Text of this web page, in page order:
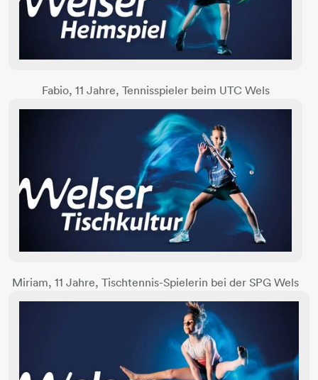
Fabio, 11 Jahre, Tennisspieler beim UTC Wels
Miriam, 11 Jahre, Tischtennis-Spielerin bei der SPG Wels